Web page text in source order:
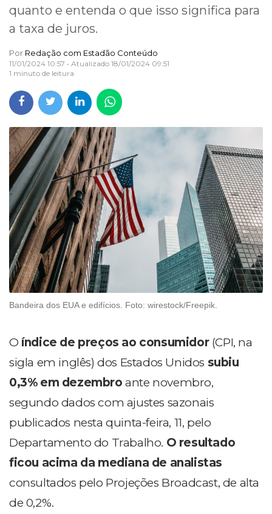
quanto e entenda o que isso significa para
a taxa de juros.
Por Redação com Estadão Conteúdo
11/01/2024 10:57 • Atualizado 18/01/2024 09:51
1 minuto de leitura
Bandeira dos EUA e edifícios. Foto: wirestock/Freepik.
O índice de preços ao consumidor(CPI, na
sigla em inglês) dos Estados Unidos subiu
0,3% em dezembro ante novembro,
segundo dados com ajustes sazonais
publicados nesta quinta-feira, 11, pelo
Departamento do Trabalho. O resultado
ficou acima da mediana de analistas
consultados pelo Projeções Broadcast, de alta
de 0,2%.